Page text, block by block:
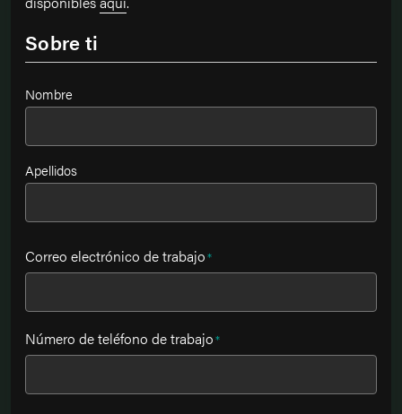
Sobre ti
Nombre
Nombre
Apellidos
Correo electrónico de trabajo*
Número de teléfono de trabajo*